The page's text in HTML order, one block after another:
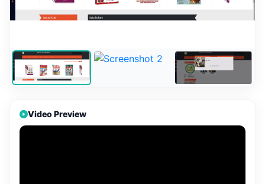
Video Preview